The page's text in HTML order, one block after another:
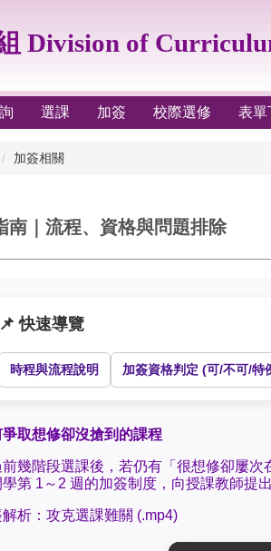
Division of
選課 加簽 校際選修 表單
加簽相關
南｜流程、資格與問題排除
📌 快速導覽
時程與流程說明 加簽資格判定 (可/不可/特
取想修卻沒搶到的課程
幾階段選課後，若仍有「很想修卻屢
學第 1～2 週的加簽制度，向授課教師提
解析：攻克選課難關 (.mp4)